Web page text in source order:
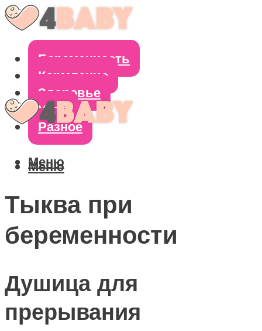
Беременность
Кормление
Здоровье
Уход
Разное
Меню
Меню
Тыква при
беременности
Душица для
прерывания